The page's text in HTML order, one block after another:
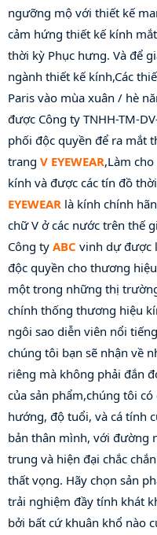
ngưỡng mộ với thiết kế
cảm hứng thiết kế kính
thời kỳ Phục hưng. Và để
ngành thiết kế kính,Các
Paris vào mùa xuân / hè
được Công ty TNHH-TM-
phối độc quyền để ra mắt
trang V EYEWEAR,Làm
kính và được các tín đồ
EYEWEAR là kính chính
chữ V ở các nước trên thế
Công ty ABC vinh dự được
độc quyền cho thương
một trong những thị
chính thống thương hiệu
ngôi sao diễn viên nổi
chúng tôi bạn sẽ nhận về
riêng mà không phải đắn
của sản phẩm,chúng tôi
hướng, độ tuổi, và cá tính
bản thân mình, với đường
trung và hiện đại chắc
thất vọng. Hãy chọn sản
trải nghiệm đầy tính khát
bởi bất cứ khuân khổ nào